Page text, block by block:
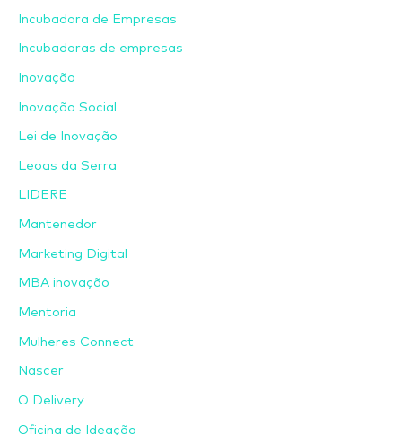
Incubadora de Empresas
Incubadoras de empresas
Inovação
Inovação Social
Lei de Inovação
Leoas da Serra
LIDERE
Mantenedor
Marketing Digital
MBA inovação
Mentoria
Mulheres Connect
Nascer
O Delivery
Oficina de Ideação